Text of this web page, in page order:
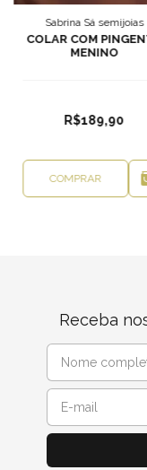
Sabrina Sá semijoias
COLAR COM
MENINO
R$189,90
COMPRAR
Receba